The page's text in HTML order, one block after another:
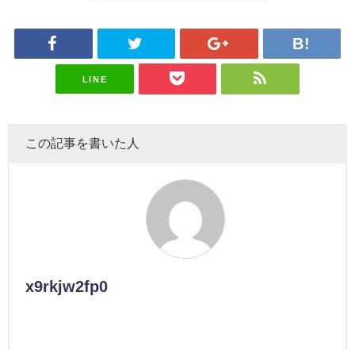
LINE
この記事を書いた人
x9rkjw2fp0